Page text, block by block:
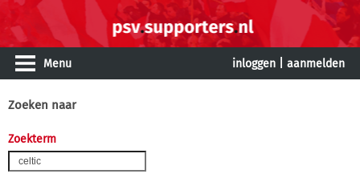
Menu inloggen aanmelden
Zoeken naar
Zoekterm